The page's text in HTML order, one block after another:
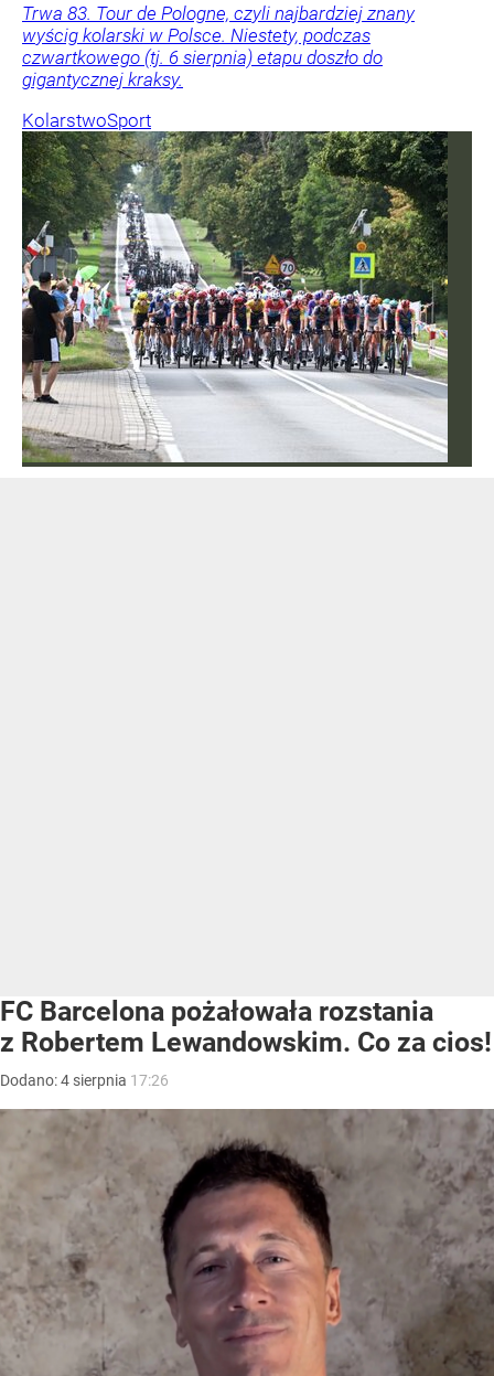
Trwa 83. Tour de Pologne, czyli najbardziej znany
wyścig kolarski w Polsce. Niestety, podczas
czwartkowego (tj. 6 sierpnia) etapu doszło do
gigantycznej kraksy.
KolarstwoSport
FC Barcelona pożałowała rozstania
z Robertem Lewandowskim. Co za cios!
Dodano:4 sierpnia 17:26